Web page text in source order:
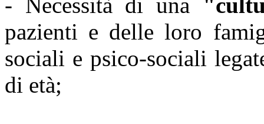
- Necessità di una
pazienti e delle loro
sociali e psico-sociali
di età;